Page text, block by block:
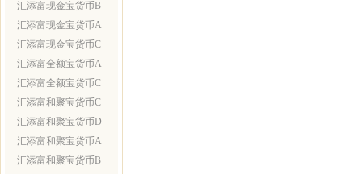
汇添富现金宝货币B
汇添富现金宝货币A
汇添富现金宝货币C
汇添富全额宝货币A
汇添富全额宝货币C
汇添富和聚宝货币C
汇添富和聚宝货币D
汇添富和聚宝货币A
汇添富和聚宝货币B